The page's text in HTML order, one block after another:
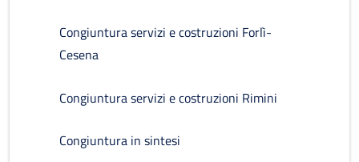
Congiuntura servizi e costruzioni Forlì-
Cesena
Congiuntura servizi e costruzioni Rimini
Congiuntura in sintesi